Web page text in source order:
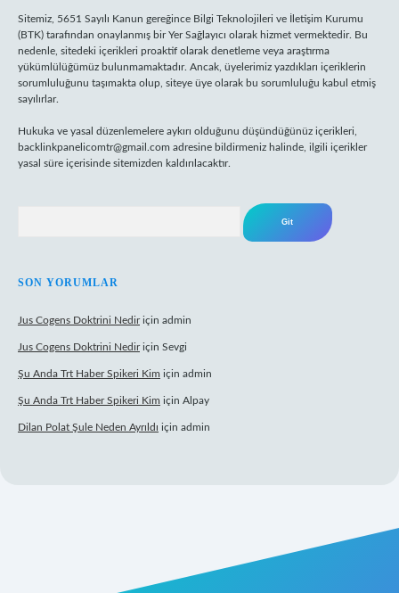
Sitemiz, 5651 Sayılı Kanun gereğince Bilgi Teknolojileri ve İletişim Kurumu
(BTK) tarafından onaylanmış bir Yer Sağlayıcı olarak hizmet vermektedir. Bu
nedenle, sitedeki içerikleri proaktif olarak denetleme veya araştırma
yükümlülüğümüz bulunmamaktadır. Ancak, üyelerimiz yazdıkları içeriklerin
sorumluluğunu taşımakta olup, siteye üye olarak bu sorumluluğu kabul etmiş
sayılırlar.
Hukuka ve yasal düzenlemelere aykırı olduğunu düşündüğünüz içerikleri,
backlinkpanelicomtr@gmail.com adresine bildirmeniz halinde, ilgili içerikler
yasal süre içerisinde sitemizden kaldırılacaktır.
SON YORUMLAR
Jus Cogens Doktrini Nediriçin admin
Jus Cogens Doktrini Nediriçin Sevgi
Şu Anda Trt Haber Spikeri Kim için admin
Şu Anda Trt Haber Spikeri Kim için Alpay
Dilan Polat Şule Neden Ayrıldı için admin